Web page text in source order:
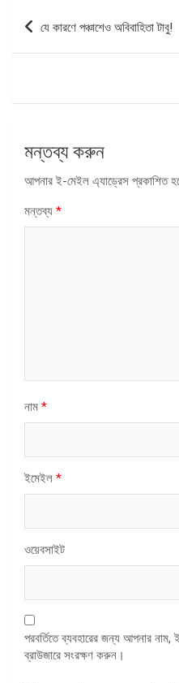
পোস্ট
যে কারণে পঞ্চাশেও অবিবাহিতা টাবু!
মন্তব্য করুন
আপনার ই-মেইল এ্যাড্রেস প্রকাশিত
মন্তব্য *
নাম *
ইমেইল *
ওয়েবসাইট
পরবর্তিতে ব্যবহারের জন্য আপনার নাম,
ব্রাউজারে সংরক্ষণ করুন।